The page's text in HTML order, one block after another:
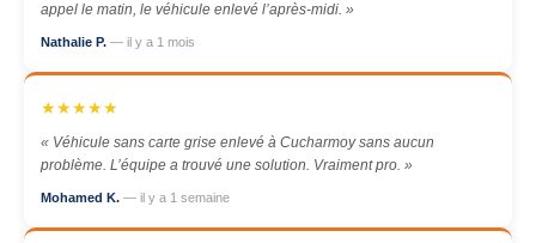
appel le matin, le véhicule enlevé l’après-midi. »
Nathalie P. — il y a 1 mois
★★★★★
« Véhicule sans carte grise enlevé à Cucharmoy sans aucun
problème. L’équipe a trouvé une solution. Vraiment pro. »
Mohamed K. — il y a 1 semaine